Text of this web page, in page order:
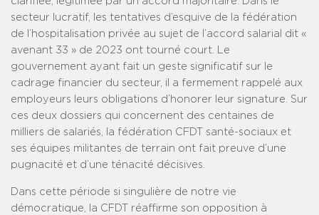
secteur lucratif, les tentatives d’esquive de la fédération
de l’hospitalisation privée au sujet de l’accord salarial dit «
avenant 33 » de 2023 ont tourné court. Le
gouvernement ayant fait un geste significatif sur le
cadrage financier du secteur, il a fermement rappelé aux
employeurs leurs obligations d’honorer leur signature. Sur
ces deux dossiers qui concernent des centaines de
milliers de salariés, la fédération CFDT santé-sociaux et
ses équipes militantes de terrain ont fait preuve d’une
pugnacité et d’une ténacité décisives.
Dans cette période si singulière de notre vie
démocratique, la CFDT réaffirme son opposition à